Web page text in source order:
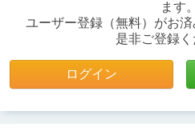
ます。
ユーザー登録（無料）がお
是非ご登録く
ログイン